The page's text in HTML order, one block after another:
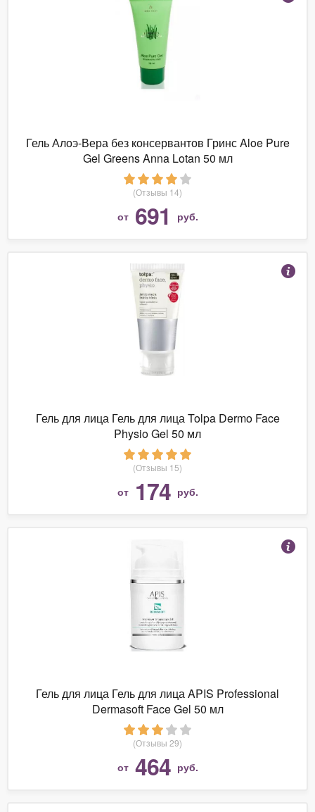
Гель Алоэ-Вера без консервантов Гринс Aloe Pure
Gel Greens Anna Lotan 50 мл
(Отзывы 14)
от 691 руб.
Гель для лица Гель для лица Tolpa Dermo Face
Physio Gel 50 мл
(Отзывы 15)
от 174 руб.
Гель для лица Гель для лица APIS Professional
Dermasoft Face Gel 50 мл
(Отзывы 29)
от 464 руб.